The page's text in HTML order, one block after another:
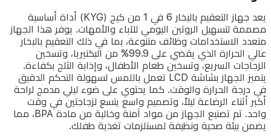
الجهاز
متعدد
الاستخدامات
وظائف
متنوعة،
بما
في
ذلك
يعد جهاز التعقيم بالبخار 6 في 1 من كيج (KYG) أداة أساسية
مصممة لتسهيل الروتين اليومي للآباء والأمهات. يوفر هذا الجهاز
متعدد الاستخدامات وظائف متنوعة، بما في ذلك التعقيم بالبخار
عالي الحرارة الذي يقضي على 99.9% من البكتيريا، وتسخين
الزجاجات السريع، وتسخين طعام الأطفال، وإذابة الثلج بكفاءة.
يتميز الجهاز بشاشة LCD تعمل باللمس لسهولة التحكم الدقيق
في درجة الحرارة والوقت. كما يحتوي على ضوء ليلي مدمج لراحة
أكبر أثناء الرضاعة ليلاً، وتصميم واسع يتسع لزجاجتين في وقت
واحد. تم تصنيع الجهاز من مواد آمنة وخالية من مادة BPA، مما
يضمن بيئة صحية ونظيفة لمستلزمات تغذية طفلك.